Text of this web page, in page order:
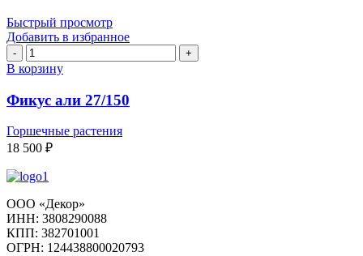
Быстрый просмотр
Добавить в избранное
Количество
товара
Фикус
27/150
В корзину
Фикус али 27/150
Горшечные растения
18 500 ₽
ООО «Декор»
ИНН: 3808290088
КПП: 382701001
ОГРН: 124438800020793